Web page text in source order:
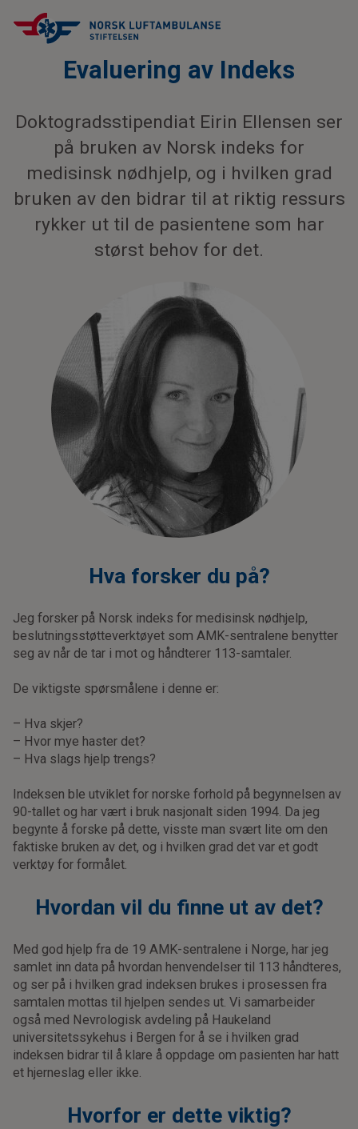
Evaluering av Indeks
Doktogradsstipendiat Eirin Ellensen ser
på bruken av Norsk indeks for
medisinsk nødhjelp, og i hvilken grad
bruken av den bidrar til at riktig ressurs
rykker ut til de pasientene som har
størst behov for det.
Hva forsker du på?
Jeg forsker på Norsk indeks for medisinsk nødhjelp,
beslutningsstøtteverktøyet som AMK-sentralene benytter
seg av når de tar i mot og håndterer 113-samtaler.
De viktigste spørsmålene i denne er:
– Hva skjer?
– Hvor mye haster det?
– Hva slags hjelp trengs?
Indeksen ble utviklet for norske forhold på begynnelsen av
90-tallet og har vært i bruk nasjonalt siden 1994. Da jeg
begynte å forske på dette, visste man svært lite om den
faktiske bruken av det, og i hvilken grad det var et godt
verktøy for formålet.
Hvordan vil du finne ut av det?
Med god hjelp fra de 19 AMK-sentralene i Norge, har jeg
samlet inn data på hvordan henvendelser til 113 håndteres,
og ser på i hvilken grad indeksen brukes i prosessen fra
samtalen mottas til hjelpen sendes ut. Vi samarbeider
også med Nevrologisk avdeling på Haukeland
universitetssykehus i Bergen for å se i hvilken grad
indeksen bidrar til å klare å oppdage om pasienten har hatt
et hjerneslag eller ikke.
Hvorfor er dette viktig?